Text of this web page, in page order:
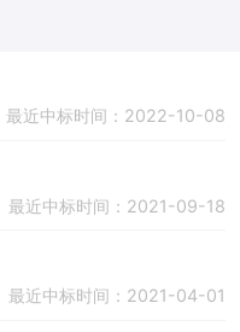
最近中标时间：2022-10-08
最近中标时间：2021-09-18
最近中标时间：2021-04-01